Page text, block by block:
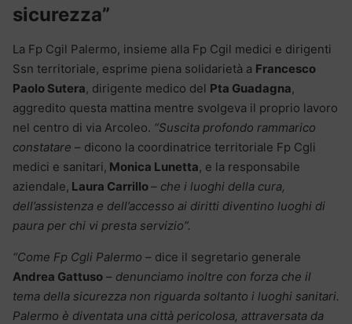
sicurezza”
La Fp Cgil Palermo, insieme alla Fp Cgil medici e dirigenti
Ssn territoriale, esprime piena solidarietà a Francesco
Paolo Sutera, dirigente medico del Pta Guadagna,
aggredito questa mattina mentre svolgeva il proprio lavoro
nel centro di via Arcoleo. “Suscita profondo rammarico
constatare – dicono la coordinatrice territoriale Fp Cgli
medici e sanitari, Monica Lunetta, e la responsabile
aziendale, Laura Carrillo– che i luoghi della cura,
dell’assistenza e dell’accesso ai diritti diventino luoghi di
paura per chi vi presta servizio”.
“Come Fp Cgli Palermo – dice il segretario generale
Andrea Gattuso – denunciamo inoltre con forza che il
tema della sicurezza non riguarda soltanto i luoghi sanitari.
Palermo è diventata una città pericolosa, attraversata da